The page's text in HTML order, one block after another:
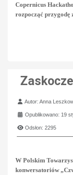
Copernicus
rozpocząć przygodę
Szczegóły
Autor:Anna
Opublikowano: 19
Odsłon: 2295
W Polskim
konwersatoriów